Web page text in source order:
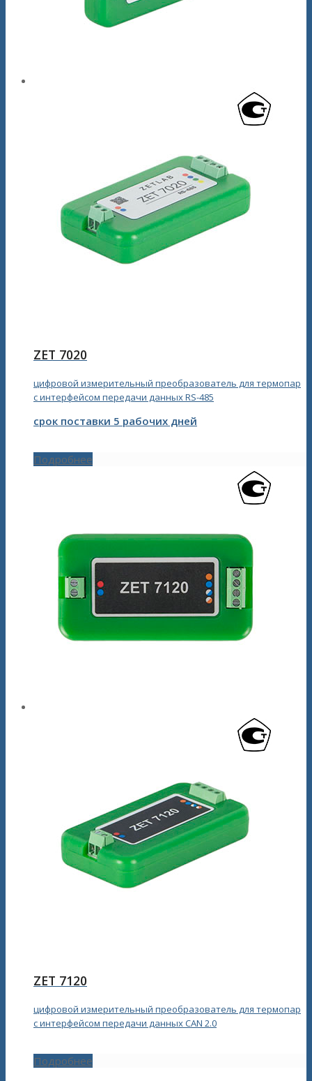
ZET 7020
цифровой измерительный преобразователь для термопар
с интерфейсом передачи данных RS-485
срок поставки 5 рабочих дней
Подробнее
ZET 7120
цифровой измерительный преобразователь для термопар
с интерфейсом передачи данных CAN 2.0
Подробнее